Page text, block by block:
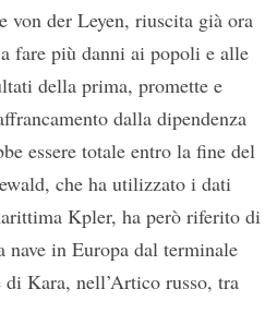
von der Leyen, riuscita già ora
fare più danni ai popoli e alle
della prima, promette e
dalla dipendenza
essere totale entro la fine del
che ha utilizzato i dati
Kpler, ha però riferito di
in Europa dal terminale
Kara, nell’Artico russo, tra